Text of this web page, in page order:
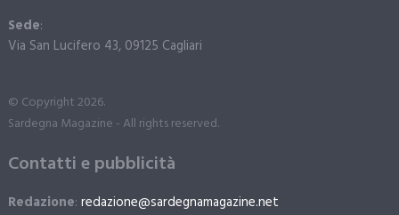
Sede:
Via San Lucifero 43, 09125 Cagliari
© Copyright 2026.
Sardegna Magazine - All rights reserved.
Contatti e pubblicità
Redazione: redazione@sardegnamagazine.net